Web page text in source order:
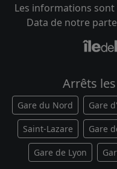
Les informations
Data de notre
Arrêts
Gare du Nord Gare
Saint-Lazare Gare
Gare de Lyon